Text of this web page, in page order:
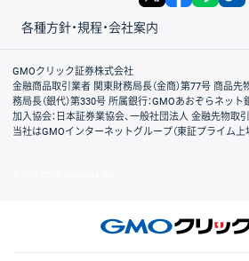
各種方針・規程・会社案内
取引規程・約款
サイトマップ
その他のご案内
個人情報保護方針
最良執行方針
サイトのご利用について
ディスクレイマー
信託保全
リスク説明
会社案内
GMOクリック証券株式会社
金融商品取引業者 関東財務局長（金商）第77号 商品
務局長（銀代）第330号 所属銀行：GMOあおぞらネッ
加入協会：日本証券業協会、一般社団法人 金融先物取
当社はGMOインターネットグループ（東証プライム上